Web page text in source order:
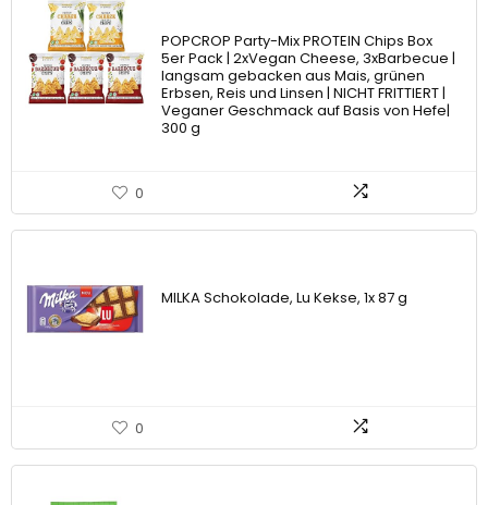
POPCROP Party-Mix PROTEIN Chips Box
5er Pack | 2xVegan Cheese, 3xBarbecue |
langsam gebacken aus Mais, grünen
Erbsen, Reis und Linsen | NICHT FRITTIERT |
Veganer Geschmack auf Basis von Hefe|
300 g
0
MILKA Schokolade, Lu Kekse, 1x 87 g
0